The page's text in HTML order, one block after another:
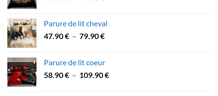
49.90 €
à
Parure de lit cheval
47.90€ – 79.90€Plage
à
Parure de lit coeur
58.90€ – 109.90€Plage